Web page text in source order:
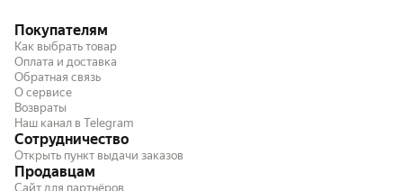
Покупателям
Как выбрать товар
Оплата и доставка
Обратная связь
О сервисе
Возвраты
Наш канал в Telegram
Сотрудничество
Открыть пункт выдачи заказов
Продавцам
Сайт для партнёров